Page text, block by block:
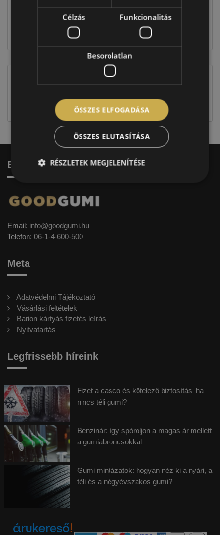
EU-s abroncscímke
Figyelem a feltüntetett címke adatok tájékoztató
címkével ellátott abroncs kerül kiszállításra.
Elérhetőség
Email: info@goodgumi.hu
Telefon: 06-1-4-600-500
Meta
Adatvédelmi Tájékoztató
Vásárlási feltételek
Barion kártyás fizetés leírás
Nyitvatartás
Legfrissebb híreink
Fizet a casco és kötelező biztosítás, ha
nincs téli gumi?
Benzinár: így spóroljon a magas ár mellett
a gumiabroncsokkal
Gumi mintázatok: hogyan néz ki a nyári, a
téli és a négyévszakos gumi?
Célzás Funkcionalitás
Besorolatlan
ÖSSZES ELFOGADÁSA
ÖSSZES ELUTASÍTÁSA
RÉSZLETEK MEGJELENÍTÉSE